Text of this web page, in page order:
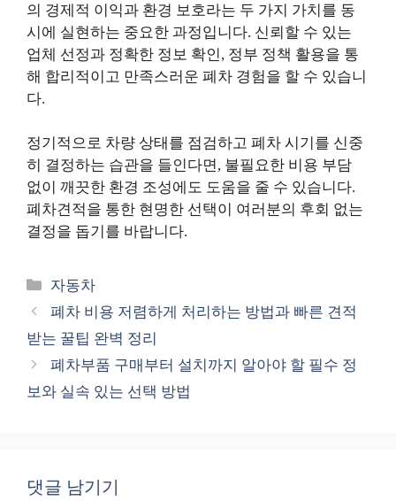
의 경제적 이익과 환경 보호라는 두 가지 가치를 동
시에 실현하는 중요한 과정입니다. 신뢰할 수 있는
업체 선정과 정확한 정보 확인, 정부 정책 활용을 통
해 합리적이고 만족스러운 폐차 경험을 할 수 있습니
다.
정기적으로 차량 상태를 점검하고 폐차 시기를 신중
히 결정하는 습관을 들인다면, 불필요한 비용 부담
없이 깨끗한 환경 조성에도 도움을 줄 수 있습니다.
폐차견적을 통한 현명한 선택이 여러분의 후회 없는
결정을 돕기를 바랍니다.
카
테
리
자동차
폐차 비용 저렴하게 처리하는 방법과 빠른 견적
받는 꿀팁 완벽 정리
폐차부품 구매부터 설치까지 알아야 할 필수 정
보와 실속 있는 선택 방법
댓글 남기기